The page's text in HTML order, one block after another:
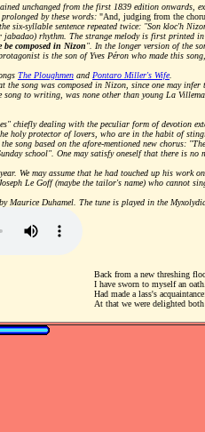
unchanged from the first 1839 edition onwards,
by these words: "And, judging from the
six-syllable sentence repeated twice: "Son kloc'h
rhythm. The strange melody is first printed in
be composed in Nizon". In the longer version of the
is the son of Yves Péron who made this
The Ploughmen and Pontaro Miller's Wife.
the song was composed in Nizon, since one may
song to writing, was none other than young La
chiefly dealing with the peculiar form of devotion
holy protector of lovers, who are in the habit of
song based on the afore-mentioned new chorus:
school". One may satisfy oneself that there is no
We may assume that he had touched up his work
Le Goff (maybe the tailor's name) who cannot
Maurice Duhamel. The tune is played in the
Back from a new threshing
I have sworn to myself an oath.
Had made a lass's acquaintance:
At that we were delighted both .